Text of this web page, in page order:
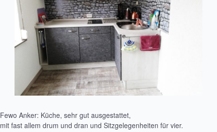
Fewo Anker: Küche, sehr gut ausgestattet,
mit fast allem drum und dran und Sitzgelegenheiten für vier.